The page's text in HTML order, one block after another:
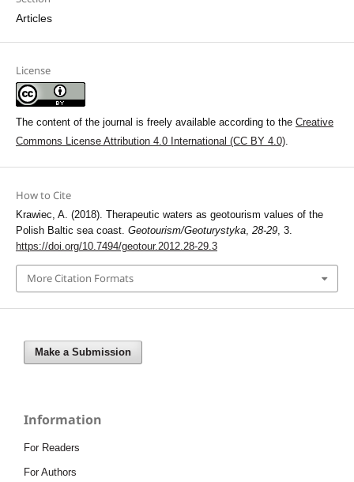
Articles
License
The content of the journal is freely available according to the Creative
Commons License Attribution 4.0 International (CC BY 4.0).
How to Cite
Krawiec, A. (2018). Therapeutic waters as geotourism values of the
Polish Baltic sea coast. Geotourism/Geoturystyka, 28-29, 3.
https://doi.org/10.7494/geotour.2012.28-29.3
More Citation Formats
Make a Submission
Information
For Readers
For Authors